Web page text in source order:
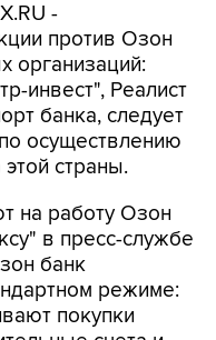
-
против Озон
организаций:
инвест", Реалист
банка, следует
осуществлению
страны.
на работу Озон
в пресс-службе
банк
режиме:
покупки